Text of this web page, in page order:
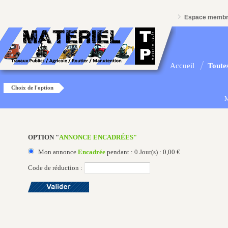
Espace
Accueil
Choix de l'option
OPTION "ANNONCE ENCADRÉES"
Mon annonce Encadrée pendant : 0 Jour(s) : 0,00 €
Code de réduction :